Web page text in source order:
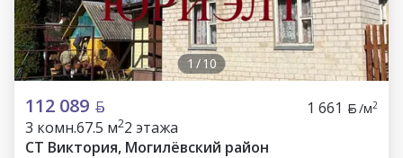
1 /10
112 089 1 661 /м2
3 комн.67.5 м22 этажа
СТ Виктория, Могилёвский район